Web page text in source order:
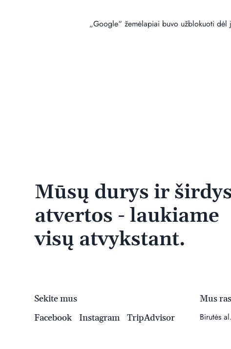
„Google“ žemėlapiai buvo užblokuoti dėl
Mūsų durys ir
atvertos - laukiame
visų atvykstant.
Mus
Birutės
Sekite mus
Facebook
Instagram TripAdvisor